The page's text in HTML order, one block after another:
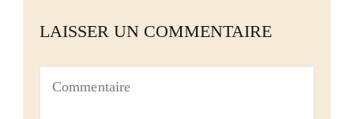
LAISSER UN COMMENTAIRE